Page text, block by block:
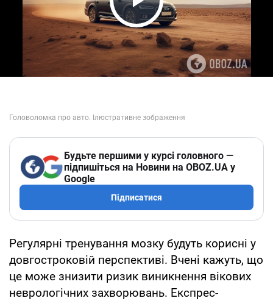
Play Video
Будьте першими у курсі головного —
підпишіться на Новини на OBOZ.UA у
Google
Підписатися
Регулярні тренування мозку будуть корисні у
довгостроковій перспективі. Вчені кажуть, що
це може знизити ризик виникнення вікових
неврологічних захворювань. Експрес-